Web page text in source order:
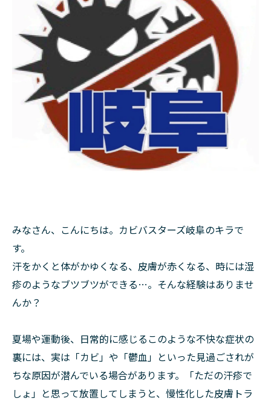
みなさん、こんにちは。カビバスターズ岐阜のキラで
す。
汗をかくと体がかゆくなる、皮膚が赤くなる、時には湿
疹のようなブツブツができる…。そんな経験はありませ
んか？
夏場や運動後、日常的に感じるこのような不快な症状の
裏には、実は「カビ」や「鬱血」といった見過ごされが
ちな原因が潜んでいる場合があります。「ただの汗疹で
しょ」と思って放置してしまうと、慢性化した皮膚トラ